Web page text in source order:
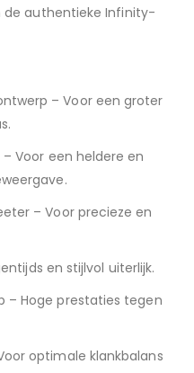
de authentieke Infinity-
– Voor een groter
– Voor een heldere en
– Voor precieze en
en stijlvol uiterlijk.
– Hoge prestaties tegen
optimale klankbalans